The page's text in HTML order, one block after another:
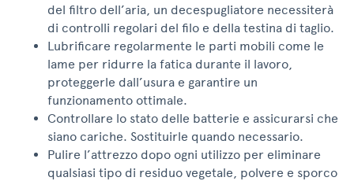
del filtro dell’aria, un decespugliatore necessiterà
di controlli regolari del filo e della testina di taglio.
Lubrificare regolarmente le parti mobili come le
lame per ridurre la fatica durante il lavoro,
proteggerle dall’usura e garantire un
funzionamento ottimale.
Controllare lo stato delle batterie e assicurarsi che
siano cariche. Sostituirle quando necessario.
Pulire l’attrezzo dopo ogni utilizzo per eliminare
qualsiasi tipo di residuo vegetale, polvere e sporco